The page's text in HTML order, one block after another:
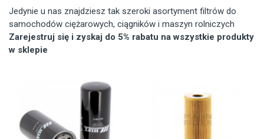
Jedynie u nas znajdziesz tak szeroki asortyment filtrów do
samochodów ciężarowych, ciągników i maszyn rolniczych
Zarejestruj się i zyskaj do 5% rabatu na wszystkie produkty
w sklepie